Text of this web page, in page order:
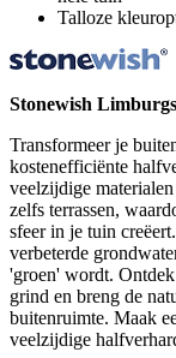
Talloze
Stonewish
Transformeer je
kostenefficiënte
veelzijdige
zelfs terrassen,
sfeer in je tuin
verbeterde
'groen' wordt.
grind en breng de
buitenruimte. Maak
veelzijdige